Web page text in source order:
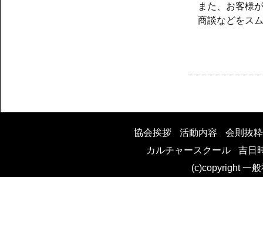
また、お客様
商談などをス
稿
ナ
協会挨拶 活動内容
会則抜粋
カルチャースクール
吉日
(c)copyright 一